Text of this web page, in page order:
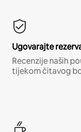
Ugovarajte
Recenzije naših
tijekom čitavog